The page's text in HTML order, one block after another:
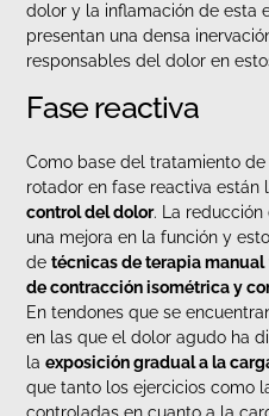
dolor y la inflamación de esta
presentan una densa
responsables del dolor en
Fase reactiva
Como base del tratamiento
rotador en fase reactiva están
control del dolor. La
una mejora en la función y
detécnicas de terapia manual
de contracción isométrica y
En tendones que se
en las que el dolor agudo ha
laexposición gradual a la
que tanto los ejercicios como